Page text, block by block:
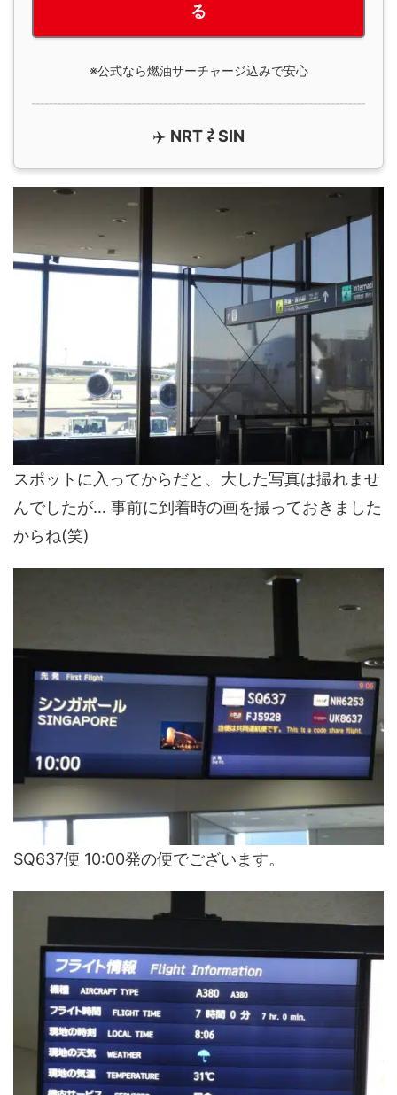
る
※公式なら燃油サーチャージ込みで安心
✈️ NRT ⇄ SIN
スポットに入ってからだと、大した写真は撮れませ
んでしたが… 事前に到着時の画を撮っておきました
からね(笑)
SQ637便 10:00発の便でございます。